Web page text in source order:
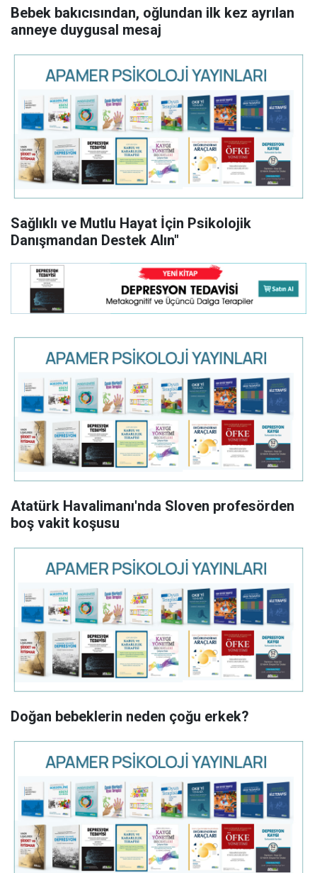
Bebek bakıcısından, oğlundan ilk kez ayrılan
anneye duygusal mesaj
Sağlıklı ve Mutlu Hayat İçin Psikolojik
Danışmandan Destek Alın"
Atatürk Havalimanı'nda Sloven profesörden
boş vakit koşusu
Doğan bebeklerin neden çoğu erkek?